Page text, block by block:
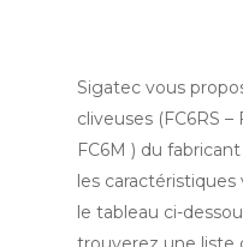
Sigatec vous
cliveuses (FC6RS –
FC6M ) du
les
le tableau ci-